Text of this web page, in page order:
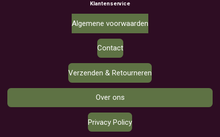
Klantenservice
Algemene voorwaarden
Contact
Verzenden & Retourneren
Over ons
Privacy Policy